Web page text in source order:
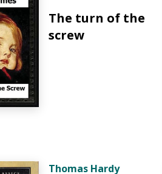
The turn of the
screw
Thomas Hardy